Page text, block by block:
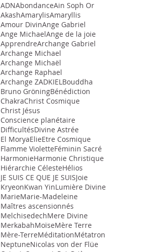
ADNAbondanceAin Soph Or
AkashAmarylisAmaryllis
Amour DivinAnge Gabriel
Ange MichaelAnge de la joie
ApprendreArchange Gabriel
Archange Michael
Archange Michaël
Archange Raphael
Archange ZADKIELBouddha
Bruno GröningBénédiction
ChakraChrist Cosmique
Christ Jésus
Conscience planétaire
DifficultésDivine Astrée
El MoryaElieEtre Cosmique
Flamme VioletteFéminin Sacré
HarmonieHarmonie Christique
Hiérarchie CélesteHélios
JE SUIS CE QUE JE SUISJoie
KryeonKwan YinLumière Divine
MarieMarie-Madeleine
Maîtres ascensionnés
MelchisedechMere Divine
MerkabahMoïseMère Terre
Mère-TerreMéditationMétatron
NeptuneNicolas von der Flüe